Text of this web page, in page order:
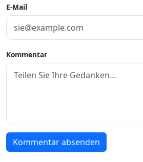
E-Mail
Kommentar
Kommentar absenden